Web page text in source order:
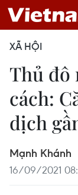
XÃ HỘI
Thủ đô
cách:
dịch
Mạnh Khánh
16/09/2021